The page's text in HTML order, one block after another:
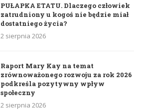
PUŁAPKA ETATU. Dlaczego człowiek
zatrudniony u kogoś nie będzie miał
dostatniego życia?
2 sierpnia 2026
Raport Mary Kay na temat
zrównoważonego rozwoju za rok 2026
podkreśla pozytywny wpływ
społeczny
2 sierpnia 2026